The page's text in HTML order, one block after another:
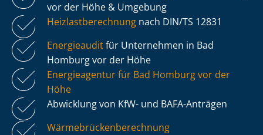
vor der Höhe & Umgebung
Heiz­last­be­rech­nung nach DIN/TS 12831
Energieauditfür Unternehmen in Bad
Homburg vor der Höhe
Energieagentur für Bad Homburg vor der
Höhe
Abwicklung von KfW- und BAFA-Anträgen
Wär­me­brü­cken­be­rech­nung